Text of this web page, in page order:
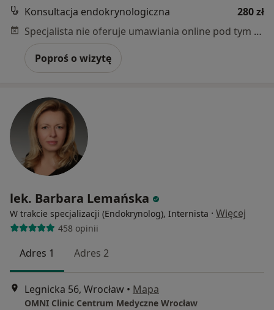
Konsultacja endokrynologiczna
280 zł
Specjalista nie oferuje umawiania online pod tym adresem.
Poproś o wizytę
lek. Barbara Lemańska
W trakcie specjalizacji (Endokrynolog), Internista · Więcej
458 opinii
Adres 1 Adres 2
Legnicka 56, Wrocław • Mapa
OMNI Clinic Centrum Medyczne Wrocław